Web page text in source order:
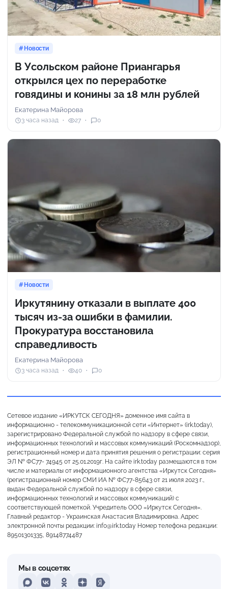
Новости
В Усольском районе Приангарья
открылся цех по переработке
говядины и конины за 18 млн рублей
Екатерина Майорова
3 часа назад 27 0
Новости
Иркутянину отказали в выплате 400
тысяч из-за ошибки в фамилии.
Прокуратура восстановила
справедливость
Екатерина Майорова
3 часа назад 40 0
Сетевое издание «ИРКУТСК СЕГОДНЯ» доменное имя сайта в
информационно - телекоммуникационной сети «Интернет» (irk.today),
зарегистрировано Федеральной службой по надзору в сфере связи,
информационных технологий и массовых коммуникаций (Роскомнадзор),
регистрационный номер и дата принятия решения о регистрации: серия
ЭЛ № ФС77- 74945 от 25.01.2019г. На сайте irk.today размещаются в том
числе и материалы от информационного агентства «Иркутск Сегодня»
(регистрационный номер СМИ ИА № ФС77-85643 от 21 июля 2023 г.,
выдан Федеральной службой по надзору в сфере связи,
информационных технологий и массовых коммуникаций) с
соответствующей пометкой. Учредитель ООО «Иркутск Сегодня».
Главный редактор - Украинская Анастасия Владимировна. Адрес
электронной почты редакции: info@irk.today Номер телефона редакции:
89501301335, 89148774487
Мы в соцсетях
MAXVKontakteOdnoklassniki
DzenYandex